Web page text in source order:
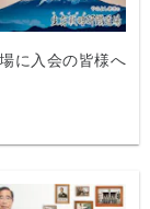
に入会の皆様へ